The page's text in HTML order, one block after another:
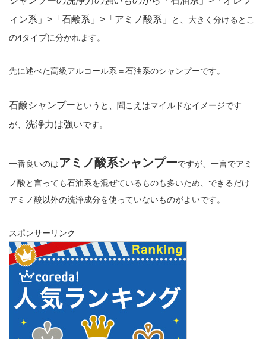
ィン系」>「石鹸系」>「アミノ酸系」
と、大きく分けるとこ
の4タイプに分かれます。
先に述べた高級アルコール系＝石油系のシャンプーです。
石鹸シャンプーというと、聞こえはマイルドなイメージです
が、 洗浄力は強いです。
一番良いのはアミノ酸系シャンプーですが、一言でアミ
ノ酸と言っても石油系を混ぜているものも多いため、できるだけ
アミノ酸以外の洗浄成分を使っていないものがよいです。
スポンサーリンク